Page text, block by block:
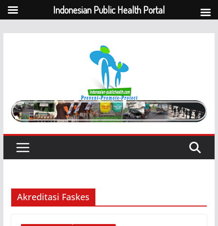
Akreditasi Faskes
Indonesian Public Health Portal